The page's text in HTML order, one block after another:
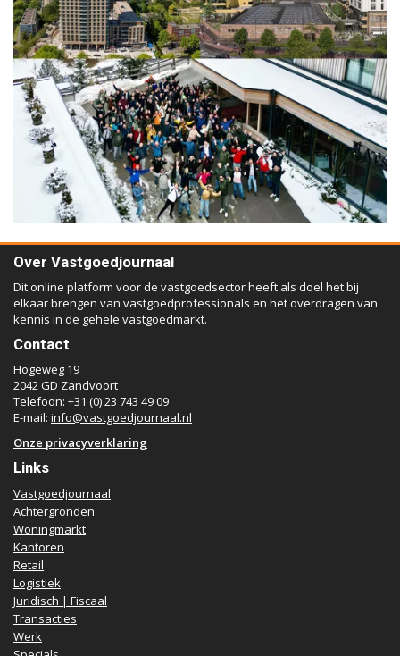
Over Vastgoedjournaal
Dit online platform voor de vastgoedsector heeft als doel het bij
elkaar brengen van vastgoedprofessionals en het overdragen van
kennis in de gehele vastgoedmarkt.
Contact
Hogeweg 19
2042 GD Zandvoort
Telefoon: +31 (0) 23 743 49 09
E-mail: info@vastgoedjournaal.nl
Onze privacyverklaring
Links
Vastgoedjournaal
Achtergronden
Woningmarkt
Kantoren
Retail
Logistiek
Juridisch | Fiscaal
Transacties
Werk